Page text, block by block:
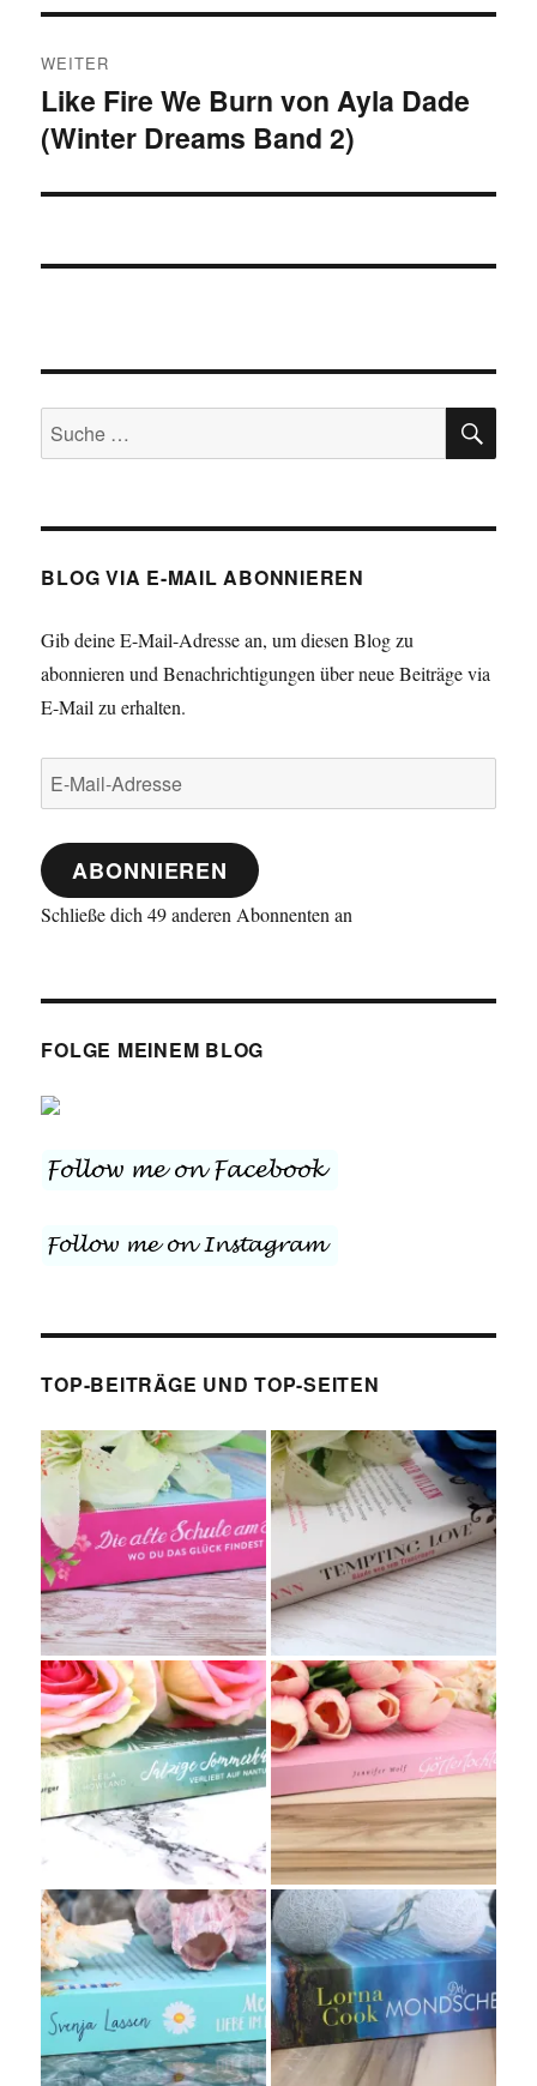
WEITER
Nächster
Beitrag:
Like Fire We Burn von Ayla Dade
(Winter Dreams Band 2)
Suche
nach:
BLOG VIA E-MAIL ABONNIEREN
Gib deine E-Mail-Adresse an, um diesen Blog zu
abonnieren und Benachrichtigungen über neue Beiträge via
E-Mail zu erhalten.
E-
Mail-
Adresse
ABONNIEREN
Schließe dich 49 anderen Abonnenten an
FOLGE MEINEM BLOG
TOP-BEITRÄGE UND TOP-SEITEN